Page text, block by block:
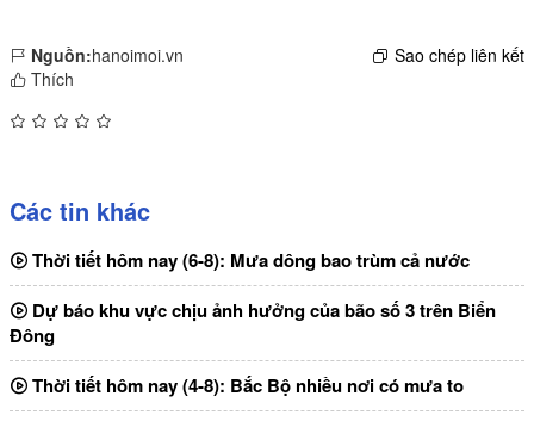
Nguồn:hanoimoi.vn
Sao chép liên kết
Thích
Các tin khác
Thời tiết hôm nay (6-8): Mưa dông bao trùm cả nước
Dự báo khu vực chịu ảnh hưởng của bão số 3 trên Biển
Đông
Thời tiết hôm nay (4-8): Bắc Bộ nhiều nơi có mưa to